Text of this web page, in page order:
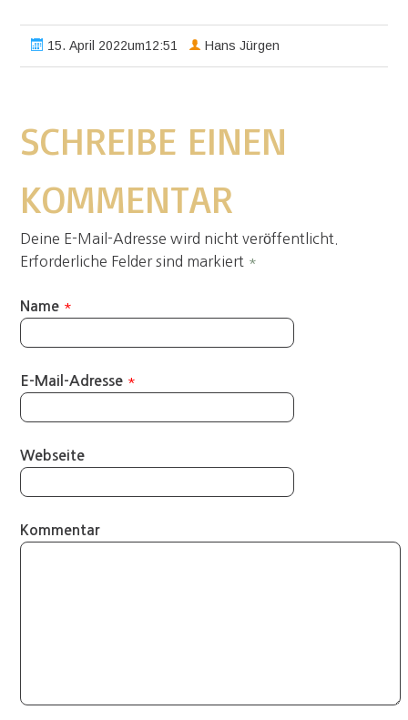
15. April 2022um12:51 Hans Jürgen
SCHREIBE EINEN
KOMMENTAR
Deine E-Mail-Adresse wird nicht veröffentlicht.
Erforderliche Felder sind markiert *
Name *
E-Mail-Adresse *
Webseite
Kommentar